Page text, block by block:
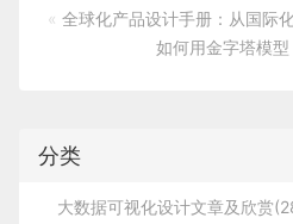
« 全球化产品设计手册：从国际
如何用金字塔模
分类
大数据可视化设计文章及欣赏